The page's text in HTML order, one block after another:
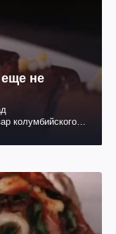
не
колумбийского